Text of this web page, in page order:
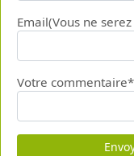
Email(Vous ne
Votre commentaire*